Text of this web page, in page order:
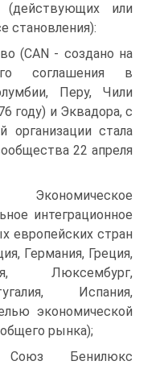
или
становления):
(CAN - создано на
соглашения в
Перу, Чили
году) и Эквадора, с
организации стала
22 апреля
интеграционное
европейских стран
Германия, Греция,
Люксембург,
Испания,
экономической
рынка);
Бенилюкс